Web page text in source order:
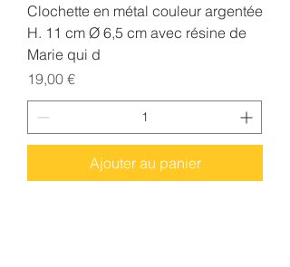
Clochette en métal couleur argentée
H. 11 cm Ø 6,5 cm avec résine de
Marie qui d
Prix
19,00 €
Ajouter au panier